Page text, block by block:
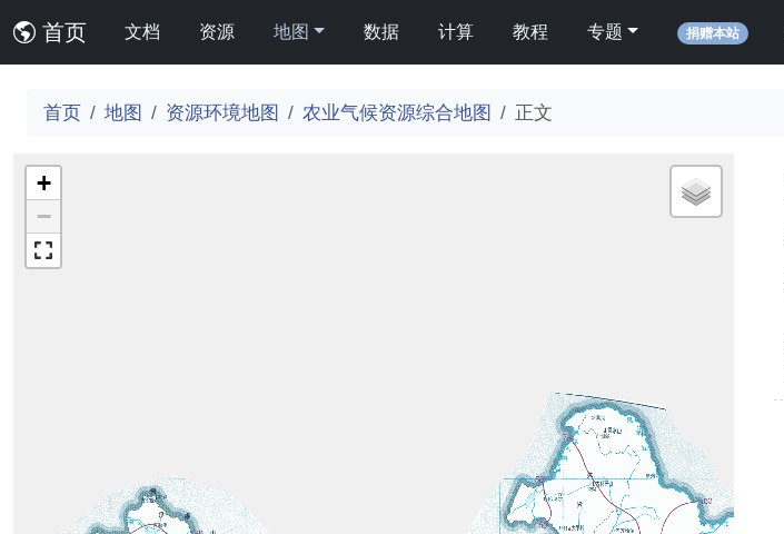
首页 文档 资源 地图 数据 计算 教程 专题 捐赠本站
首页 地图 资源环境地图 农业气候资源综合地图 正文
+
−